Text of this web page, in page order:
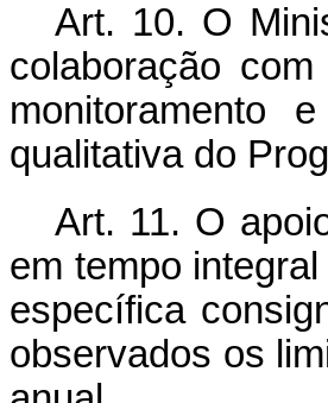
Art. 10. O
colaboração
monitoramento
qualitativa do
Art. 11. O
em tempo
específica
observados os